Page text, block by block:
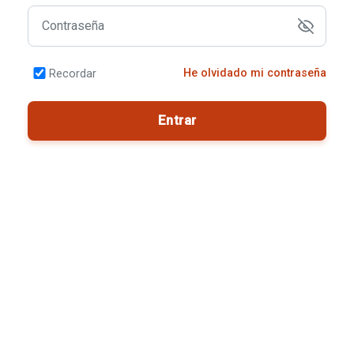
Contraseña
Recordar He olvidado mi contraseña
Entrar